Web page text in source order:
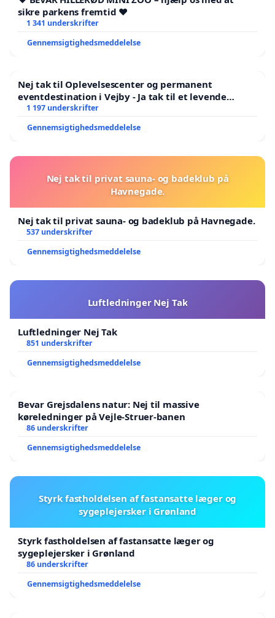
sikre parkens fremtid ❤️
1 341 underskrifter
Gennemsigtighedsmeddelelse
Nej tak til Oplevelsescenter og permanent
eventdestination i Vejby - Ja tak til et levende
lokalområde i balance
1 197 underskrifter
Gennemsigtighedsmeddelelse
Nej tak til privat sauna- og badeklub på
Havnegade.
Nej tak til privat sauna- og badeklub på Havnegade.
537 underskrifter
Gennemsigtighedsmeddelelse
Luftledninger Nej Tak
Luftledninger Nej Tak
851 underskrifter
Gennemsigtighedsmeddelelse
Bevar Grejsdalens natur: Nej til massive
køreledninger på Vejle-Struer-banen
86 underskrifter
Gennemsigtighedsmeddelelse
Styrk fastholdelsen af fastansatte læger og
sygeplejersker i Grønland
Styrk fastholdelsen af fastansatte læger og
sygeplejersker i Grønland
86 underskrifter
Gennemsigtighedsmeddelelse